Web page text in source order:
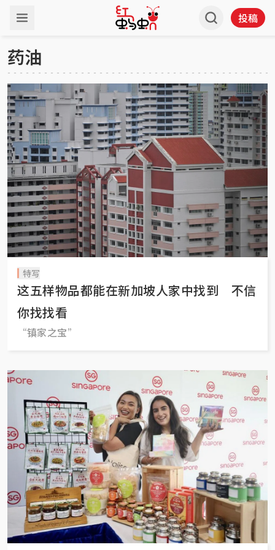
投稿
药油
特写
这五样物品都能在新加坡人家中找到 不信
你找找看
“镇家之宝”